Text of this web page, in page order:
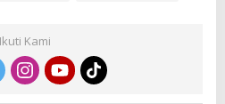
Ikuti Kami